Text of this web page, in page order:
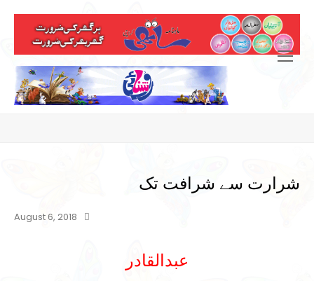
Open
شرارت سے شرافت تک
August 6, 2018
عبدالقادر